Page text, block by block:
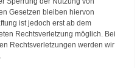
Gesetzen bleiben hiervon
ist jedoch erst ab dem
Rechtsverletzung möglich. Bei
Rechtsverletzungen werden wir